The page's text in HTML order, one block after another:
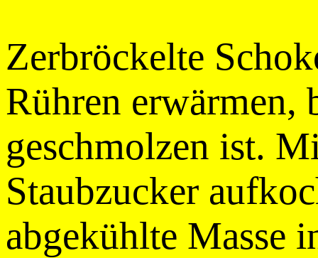
Zerbröckelte
Rühren erwärmen,
geschmolzen ist.
Staubzucker
abgekühlte Masse